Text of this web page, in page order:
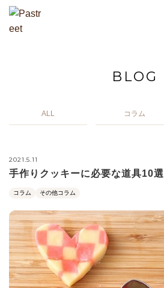
BLOG
ALL コラム
2021.5.11
手作りクッキーに必要な道具10
コラム その他コラム